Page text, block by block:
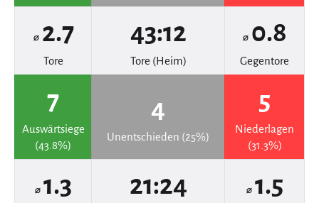
⌀ 2.7
Tore
43:12
Tore (Heim)
⌀ 0.8
Gegentore
7
Auswärtsiege
(43.8%)
4
Unentschieden (25%)
5
Niederlagen
(31.3%)
⌀ 1.3 21:24 ⌀ 1.5